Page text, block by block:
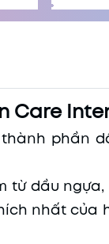
Care
thành phần
từ dầu
nhất của